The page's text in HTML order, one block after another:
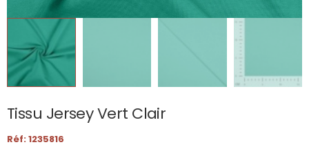
Tissu Jersey Vert Clair
Réf: 1235816